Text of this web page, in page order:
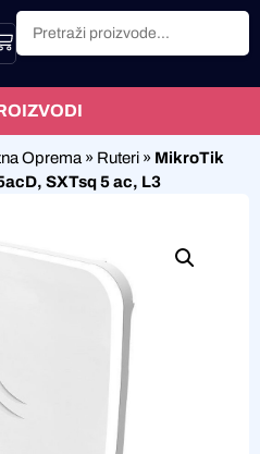
Oprema » Ruteri » MikroTik
SXTsq 5 ac, L3